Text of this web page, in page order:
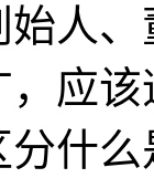
、
应
什